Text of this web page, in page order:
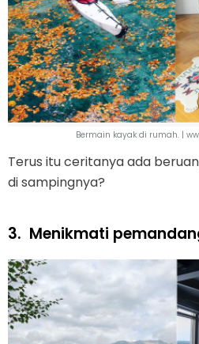
Bermain kayak di rumah. |
Terus itu ceritanya ada
di sampingnya?
3. Menikmati